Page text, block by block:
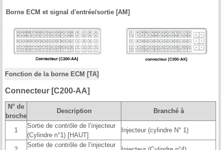
Borne ECM et signal d'entrée/sortie [AM]
Fonction de la borne ECM [TA]
Connecteur [C200-AA]
N° de
broche
Description Branché à
1
Sortie de contrôle de l’injecteur
(Cylindre n°1) [HAUT]
Injecteur (cylindre N° 1)
Sortie de contrôle de l’injecteur